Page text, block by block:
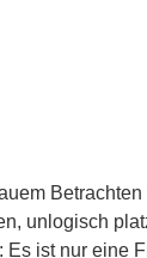
unlogisch
Es ist nur eine